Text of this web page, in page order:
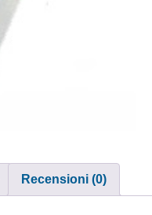
Recensioni (0)